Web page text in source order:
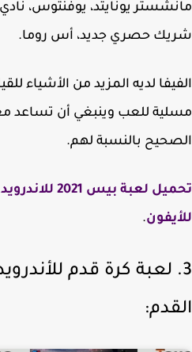
يونايتد، يوفنتوس، نادي
حصري جديد، أس روما.
للعب وينبغي أن تساعد
بالنسبة لهم.
لعبة بيس 2021 للاندرويد
.
.
لعبة كرة قدم للأندرويد